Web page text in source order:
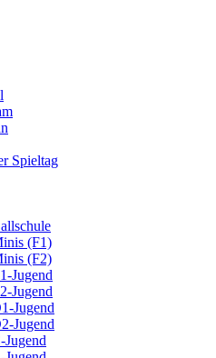
Spieltag
(F1)
(F2)
Jugend
Jugend
Jugend
Jugend
Jugend